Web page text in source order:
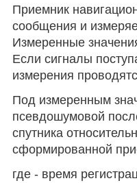
Приемник
сообщения и
Измеренные
Если сигналы
измерения
Под измеренным
псевдошумовой
спутника
сформированной
где - время